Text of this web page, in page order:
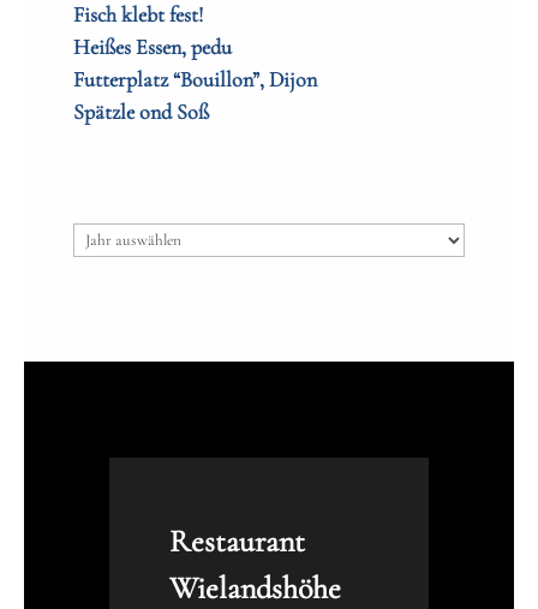
Fisch klebt fest!
Heißes Essen, pedu
Futterplatz “Bouillon”, Dijon
Spätzle ond Soß
Archiv
Restaurant
Wielandshöhe